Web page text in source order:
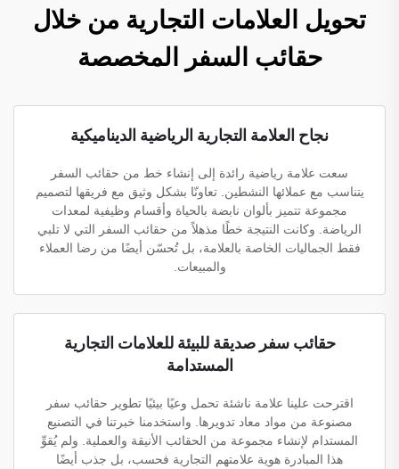
تحويل العلامات التجارية من خلال
حقائب السفر المخصصة
نجاح العلامة التجارية الرياضية الديناميكية
سعت علامة رياضية رائدة إلى إنشاء خط من حقائب السفر
يتناسب مع عملائها النشطين. تعاونّا بشكل وثيق مع فريقها لتصميم
مجموعة تتميز بألوان نابضة بالحياة وأقسام وظيفية لمعدات
الرياضة. وكانت النتيجة خطًا مذهلاً من حقائب السفر التي لا تلبي
فقط الجماليات الخاصة بالعلامة، بل تُحسّن أيضًا من رضا العملاء
والمبيعات.
حقائب سفر صديقة للبيئة للعلامات التجارية
المستدامة
اقترحت علينا علامة ناشئة تحمل وعيًا بيئيًا تطوير حقائب سفر
مصنوعة من مواد معاد تدويرها. واستخدمنا خبرتنا في التصنيع
المستدام لإنشاء مجموعة من الحقائب الأنيقة والعملية. ولم يُقوِّ
هذا المبادرة هوية علامتهم التجارية فحسب، بل جذب أيضًا